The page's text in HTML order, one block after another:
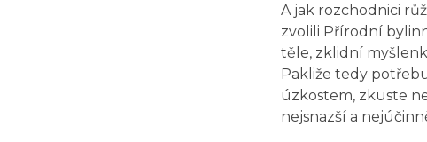
A jak rozchodnici
zvolili Přírodní
těle, zklidní
Pakliže tedy
úzkostem, zkuste
nejsnazší a